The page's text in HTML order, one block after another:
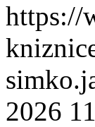
https://
2026